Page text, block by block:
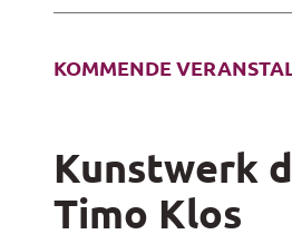
KOMMENDE
Kunstwerk
Timo Klos